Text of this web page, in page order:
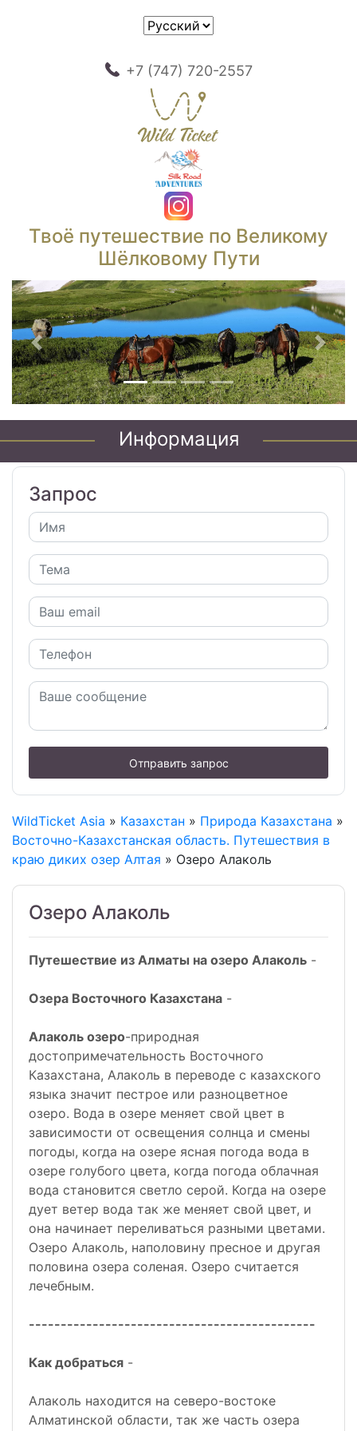
+7 (747) 720-2557
Твоё путешествие по Великому
Шёлковому Пути
Предыдущий
Информация
Запрос
Отправить запрос
WildTicket Asia » Казахстан » Природа Казахстана »
Восточно-Казахстанская область. Путешествия в
краю диких озер Алтая » Озеро Алаколь
Озеро Алаколь
Путешествие из Алматы на озеро Алаколь -
Озера Восточного Казахстана -
Алаколь озеро-природная
достопримечательность Восточного
Казахстана, Алаколь в переводе с казахского
языка значит пестрое или разноцветное
озеро. Вода в озере меняет свой цвет в
зависимости от освещения солнца и смены
погоды, когда на озере ясная погода вода в
озере голубого цвета, когда погода облачная
вода становится светло серой. Когда на озере
дует ветер вода так же меняет свой цвет, и
она начинает переливаться разными цветами.
Озеро Алаколь, наполовину пресное и другая
половина озера соленая. Озеро считается
лечебным.
---------------------------------------------
Как добраться -
Алаколь находится на северо-востоке
Алматинской области, так же часть озера